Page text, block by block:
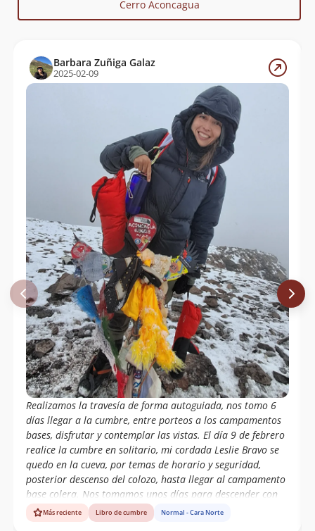
Diego Kaulen
Juan Andrés Covarrubias Alcalde
16/01/17
Juan Andrés Covarrubias Alcalde
Felipe Villegas Castillo
Cristóbal Mackenzie
Domingo Lama
David Ferreira
07/02/15
Rodrigo Irarrazaval
Felipe Olea
Ernesto Olivares Miranda
11/01/15
Sebastian Juri
29/01/14 Thomas Schmidt
05/01/14
Tomás Van Wersch
Gonzalo Van Wersch
15/01/13
Sebas Rosas
03/01/13 Raúl Barros
08/03/12 Michael Dumke
19/02/12
Gabriel Figueroa Benavides, Gonzalo
Valenzuela Vidal
14/02/12
Ivar Lemus, Angel Aguirre, Claudio
Aguirre, Carlos Ahumada, Alex Ojeda,
Cristobal Aguirre
Cerro Aconcagua
Barbara Zuñiga Galaz
2025-02-09
Realizamos la travesía de forma autoguiada, nos tomo 6
días llegar a la cumbre, entre porteos a los campamentos
bases, disfrutar y contemplar las vistas. El día 9 de febrero
realice la cumbre en solitario, mi cordada Leslie Bravo se
quedo en la cueva, por temas de horario y seguridad,
posterior descenso del colozo, hasta llegar al campamento
base colera. Nos tomamos unos días para descender con
toda la calma, estuvimos en total 11 días en el parque,
tomando mates, con el corazón rebozante de alegría.
Más reciente Libro de cumbre Normal - Cara Norte